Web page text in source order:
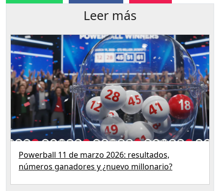
Leer más
Powerball 11 de marzo 2026: resultados,
números ganadores y ¿nuevo millonario?